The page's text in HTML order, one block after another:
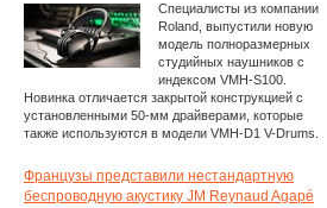
Специалисты из компании
Roland, выпустили новую
модель полноразмерных
студийных наушников с
индексом VMH-S100.
Новинка отличается закрытой конструкцией с
установленными 50-мм драйверами, которые
также используются в модели VMH-D1 V-Drums.
Французы представили нестандартную
беспроводную акустику JM Reynaud Agapé